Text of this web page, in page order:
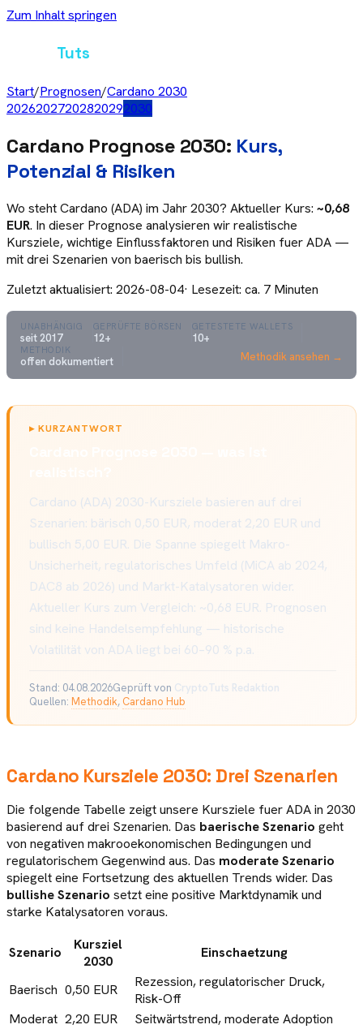
Zum Inhalt springen
Tuts
Start/Prognosen/Cardano 2030
20262027202820292030
Cardano Prognose 2030: Kurs,
Potenzial & Risiken
Wo stehtCardano (ADA) im Jahr2030? Aktueller Kurs: ~0,68
EUR. In dieser Prognose analysieren wir realistische
Kursziele, wichtige Einflussfaktoren und Risiken fuerADA —
mit drei Szenarien von baerisch bis bullish.
Zuletzt aktualisiert: 2026-08-04· Lesezeit: ca. 7 Minuten
UNABHÄNGIG
seit 2017
GEPRÜFTE BÖRSEN
12+
GETESTETE WALLETS
10+
METHODIK
offen dokumentiert Methodik ansehen →
▸KURZANTWORT
Cardano (ADA) 2030-Kursziele basieren auf drei
Szenarien: bärisch 0,50 EUR, moderat 2,20 EUR und
bullisch 5,00 EUR. Die Spanne spiegelt Makro-
Unsicherheit, regulatorisches Umfeld (MiCA ab 2024,
DAC8 ab 2026) und Markt-Katalysatoren wider.
Aktueller Kurs zum Vergleich: ~0,68 EUR. Prognosen
sind keine Handelsempfehlung — historische
Volatilität von ADA liegt bei 60–90 % p.a.
Stand: 04.08.2026Geprüft von CryptoTuts Redaktion
Quellen: Methodik, Cardano Hub
Cardano Kursziele 2030: Drei Szenarien
Die folgende Tabelle zeigt unsere Kursziele fuerADAin 2030
basierend auf drei Szenarien. Das baerische Szenario geht
von negativen makrooekonomischen Bedingungen und
regulatorischem Gegenwind aus. Das moderate Szenario
spiegelt eine Fortsetzung des aktuellen Trends wider. Das
bullishe Szenario setzt eine positive Marktdynamik und
starke Katalysatoren voraus.
Szenario
Kursziel
2030
Einschaetzung
Baerisch 0,50 EUR
Rezession, regulatorischer Druck,
Risk-Off
Moderat 2,20 EUR
Seitwärtstrend, moderate Adoption